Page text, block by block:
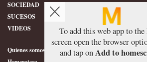
SOCIEDAD
DEPORTES
SUCESOS
HISTORIA
VIDEOS
Quienes somos
SERVICIOS
To add this web app to the
screen open the browser
and tap onAdd to